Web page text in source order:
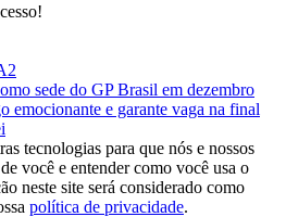
sede do GP Brasil em dezembro
emocionante e garante vaga na final
tecnologias para que nós e nossos
você e entender como você usa o
neste site será considerado como
política de privacidade.